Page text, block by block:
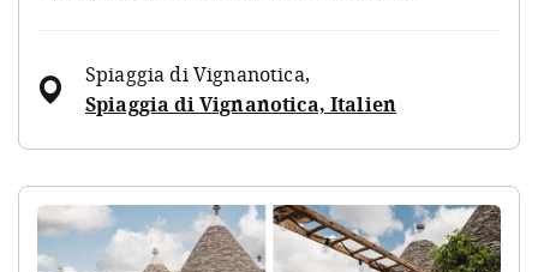
Spiaggia di Vignanotica,
Spiaggia di Vignanotica, Italien